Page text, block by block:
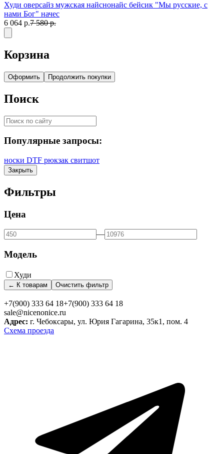
Худи оверсайз мужская найснонайс бейсик "Мы русские, с
нами Бог" начес
6 064 р.7 580 р.
Корзина
Оформить Продолжить покупки
Поиск
Популярные запросы:
носки DTF рюкзак свитшот
Закрыть
Фильтры
Цена
—
Модель
Худи
← К товарам Очистить фильтр
+7(900) 333 64 18+7(900) 333 64 18
sale@nicenonice.ru
Адрес: г. Чебоксары, ул. Юрия Гагарина, 35к1, пом. 4
Схема проезда